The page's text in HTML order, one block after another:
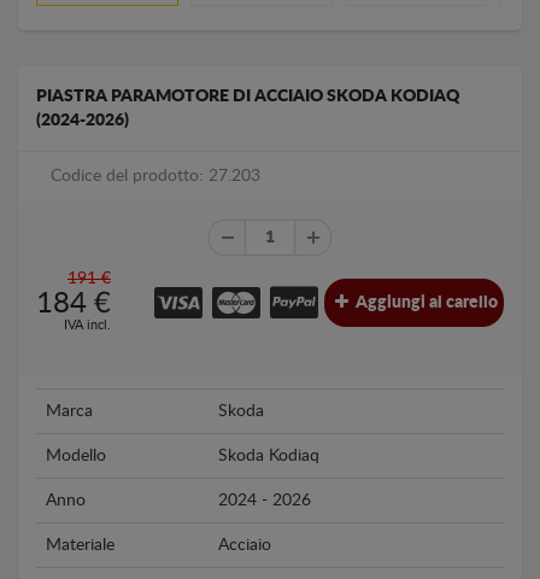
PIASTRA PARAMOTORE DI ACCIAIO SKODA KODIAQ
(2024-2026)
Codice del prodotto: 27.203
191 €
184 €
IVA incl.
Aggiungi al carello
Marca Skoda
Modello Skoda Kodiaq
Anno 2024 - 2026
Materiale Acciaio